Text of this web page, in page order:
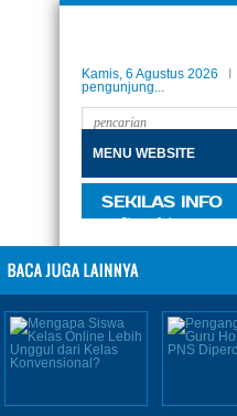
Kamis, 6 Agustus 2026
pengunjung...
MENU WEBSITE
SEKILAS INFO
Taman Siswa Jakarta,
Anies
Tombak
Diposting: Fachruddin |
Kamis, 06 Februari 2014 -
Dibaca: 331 pembaca